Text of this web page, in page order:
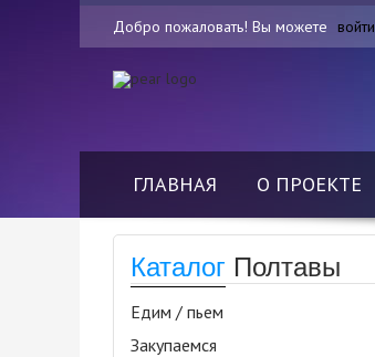
Добро пожаловать! Вы можете войти
ГЛАВНАЯ О ПРОЕКТЕ
Каталог Полтавы
Едим / пьем
Закупаемся